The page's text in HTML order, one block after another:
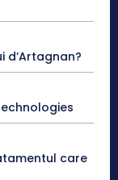
d’Artagnan?
care